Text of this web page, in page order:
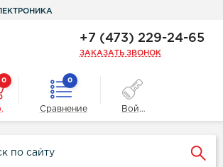
+7 (473) 229-24-65
ЗАКАЗАТЬ ЗВОНОК
0 0
Сравнение Войти